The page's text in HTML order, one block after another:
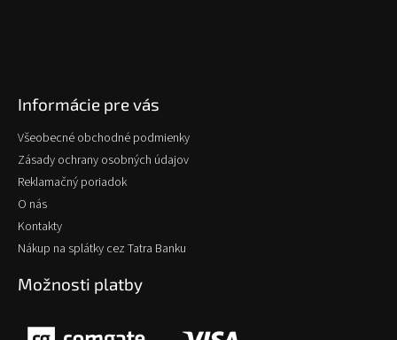
Informácie pre vás
Všeobecné obchodné podmienky
Zásady ochrany osobných údajov
Reklamačný poriadok
O nás
Kontakty
Nákup na splátky cez Tatra Banku
Možnosti platby